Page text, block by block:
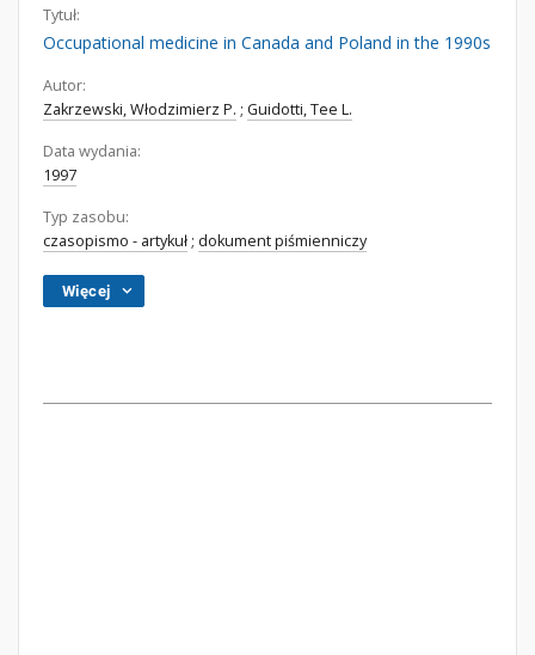
Tytuł:
Occupational medicine in Canada and Poland in the 1990s
Autor:
Zakrzewski, Włodzimierz P. ; Guidotti, Tee L.
Data wydania:
1997
Typ zasobu:
czasopismo - artykuł ; dokument piśmienniczy
Więcej